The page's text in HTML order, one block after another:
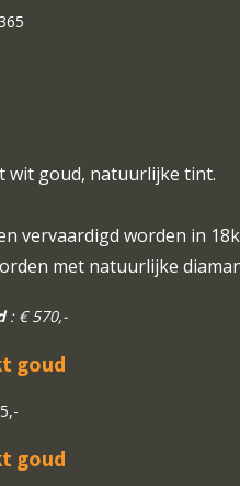
wit goud, natuurlijke tint.
vervaardigd worden in
met natuurlijke
: € 570,-
goud
goud